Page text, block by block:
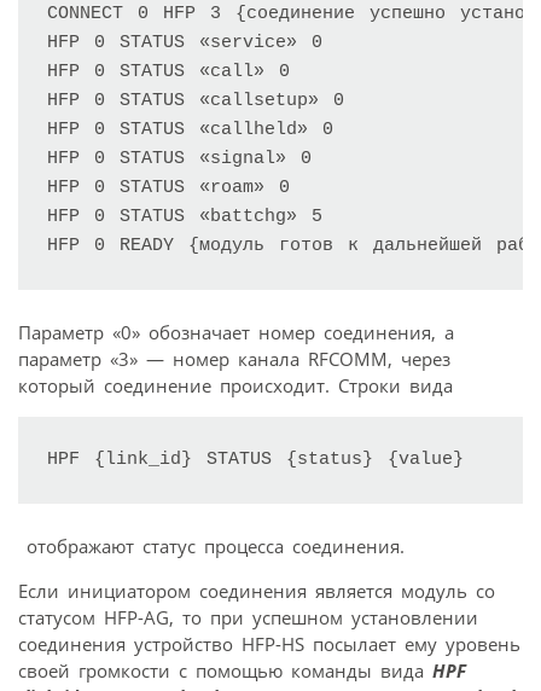
CONNECT 0 HFP 3 {соединение успешно
HFP 0 STATUS «service» 0
HFP 0 STATUS «call» 0
HFP 0 STATUS «callsetup» 0
HFP 0 STATUS «callheld» 0
HFP 0 STATUS «signal» 0
HFP 0 STATUS «roam» 0
HFP 0 STATUS «battchg» 5
Параметр «0» обозначает номер соединения, а
параметр «3» — номер канала RFCOMM, через
который соединение происходит. Строки вида
HPF {link_id} STATUS {status} {value}
отображают статус процесса соединения.
Если инициатором соединения является модуль со
статусом HFP-AG, то при успешном установлении
соединения устройство HFP-HS посылает ему уровень
своей громкости с помощью команды вида HPF